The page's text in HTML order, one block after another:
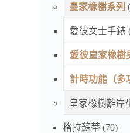
皇家橡樹系列
愛彼女士手錶
愛彼皇家橡樹
計時功能（多
皇家橡樹離岸
格拉蘇蒂 (70)